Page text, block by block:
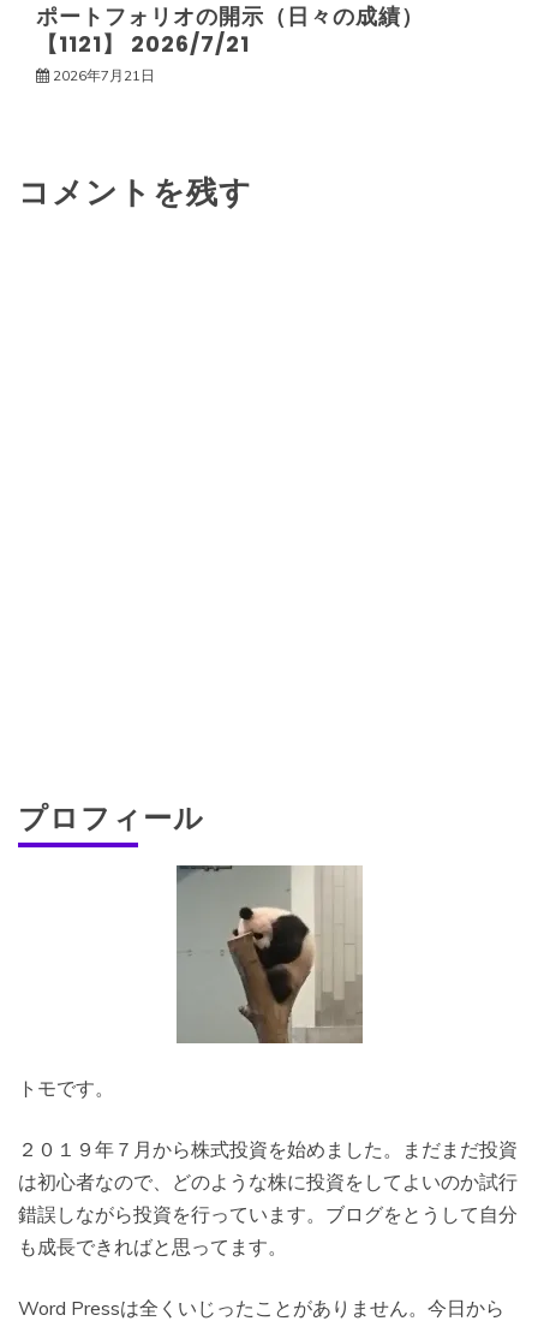
ポートフォリオの開示（日々の成績）
【1121】 2026/7/21
2026年7月21日
コメントを残す
プロフィール
トモです。
２０１９年７月から株式投資を始めました。まだまだ投資
は初心者なので、どのような株に投資をしてよいのか試行
錯誤しながら投資を行っています。ブログをとうして自分
も成長できればと思ってます。
Word Pressは全くいじったことがありません。今日から